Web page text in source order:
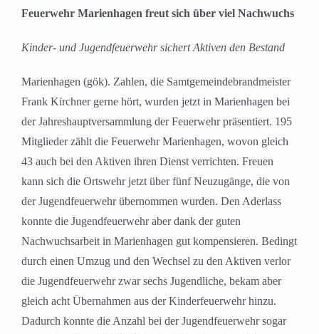
Feuerwehr Marienhagen freut sich über viel Nachwuchs
Kinder- und Jugendfeuerwehr sichert Aktiven den Bestand
Marienhagen (gök). Zahlen, die Samtgemeindebrandmeister
Frank Kirchner gerne hört, wurden jetzt in Marienhagen bei
der Jahreshauptversammlung der Feuerwehr präsentiert. 195
Mitglieder zählt die Feuerwehr Marienhagen, wovon gleich
43 auch bei den Aktiven ihren Dienst verrichten. Freuen
kann sich die Ortswehr jetzt über fünf Neuzugänge, die von
der Jugendfeuerwehr übernommen wurden. Den Aderlass
konnte die Jugendfeuerwehr aber dank der guten
Nachwuchsarbeit in Marienhagen gut kompensieren. Bedingt
durch einen Umzug und den Wechsel zu den Aktiven verlor
die Jugendfeuerwehr zwar sechs Jugendliche, bekam aber
gleich acht Übernahmen aus der Kinderfeuerwehr hinzu.
Dadurch konnte die Anzahl bei der Jugendfeuerwehr sogar